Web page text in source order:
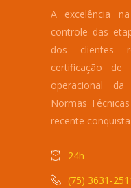
A excelência
controle das
dos clientes
certificação
operacional da
Normas
recente
24h
(75) 3631-